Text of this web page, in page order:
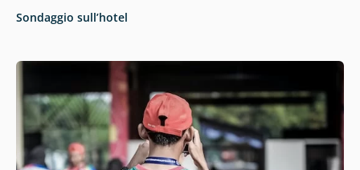
Sondaggio sull’hotel